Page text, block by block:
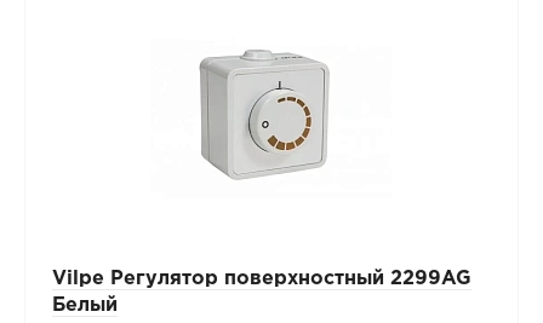
Vilpe Регулятор поверхностный 2299AG
Белый